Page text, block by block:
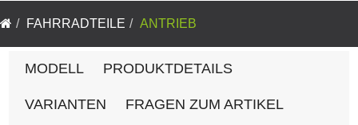
FAHRRADTEILE ANTRIEB
MODELL PRODUKTDETAILS
VARIANTEN FRAGEN ZUM ARTIKEL